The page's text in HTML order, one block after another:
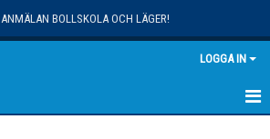
ANMÄLAN BOLLSKOLA OCH LÄGER!
LOGGA IN